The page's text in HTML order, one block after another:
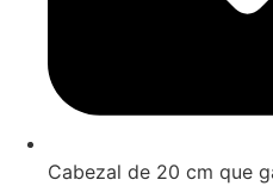
Cabezal de 20 cm que